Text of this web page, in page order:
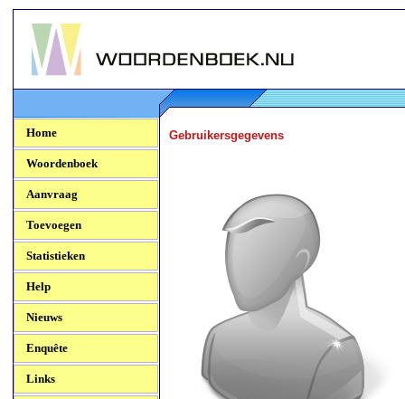
Woordenboek.NU
Home
Woordenboek
Aanvraag
Toevoegen
Statistieken
Help
Nieuws
Enquête
Links
Gebruikersgegevens